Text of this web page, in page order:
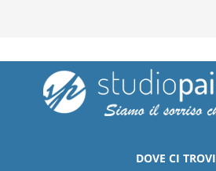
DOVE CI TROVI